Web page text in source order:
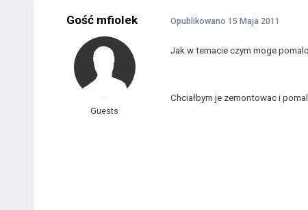
Gość mfiolek
Guests
Opublikowano 15 Maja 2011
Jak w temacie czym moge
Chciałbym je zemontowac i